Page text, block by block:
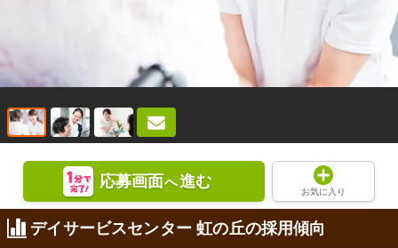
応募画面へ進む
お気に入り
デイサービスセンター 虹の丘の採用傾向